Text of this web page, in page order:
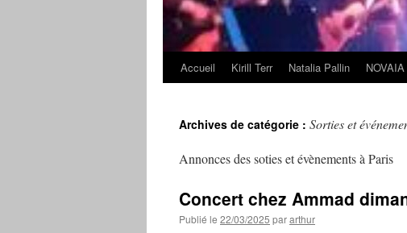
Aller
contenu
Accueil Kirill Terr Natalia Pallin
Archives de catégorie : Sorties et
Annonces des soties et évènements à Paris
Concert chez Ammad
Publié le 22/03/2025 pararthur